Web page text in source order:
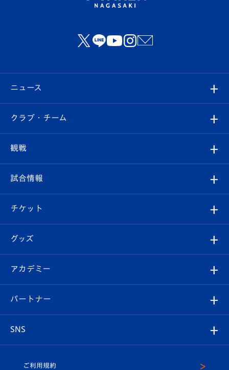
ニュース
すべて
クラブ
試合情報
チケット
イベント
メディア
ホームタウン
クラブ・チーム
クラブ概要
エンブレム紹介
スタッフプロフィール
マスコット紹介
観戦
観戦ルール
はじめての観戦ガイド
Revive Team
ヴィヴィくんの長崎おもてなしガイド
試合情報
試合日程/結果
フォトギャラリー
スタジアムグルメ
チケット
チケット
V-LOVERS（ファンクラブ）
プレイヤーズスイート
グッズ
オンラインショップ
店舗情報
アカデミー
育成からのお知らせ
U-18
パートナー
SNS
ご利用規約